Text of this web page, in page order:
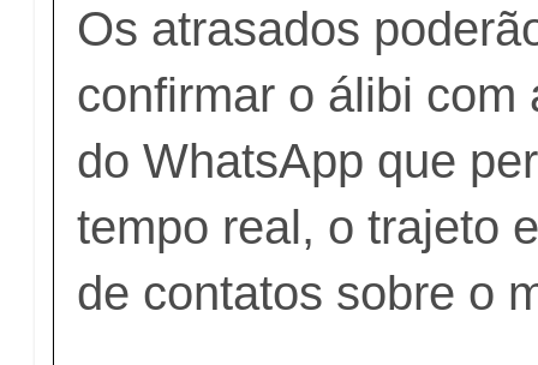
Os atrasados
confirmar o álibi com
do WhatsApp que
tempo real, o trajeto
de contatos sobre o